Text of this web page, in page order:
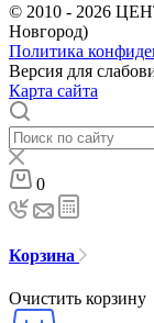
© 2010 - 2026
Новгород)
Политика
Версия для
Карта сайта
0
Корзина
Очистить корзину